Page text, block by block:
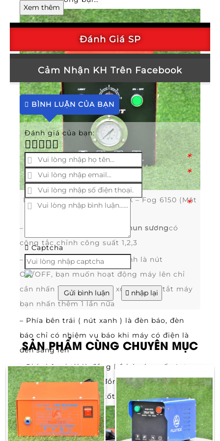
Máy phun sương cũ FUJITEX – Fog 6150 (Mặt
trước)
– Trên mặt trước của
máy phun sươngcó
công tắc chỉnh công suất 1,2,3
– Phía bên phải nút điều chỉnh là nút
ON/OFF, bạn muốn hoạt động máy lên chỉ
cần nhấn 1 lần, khi dùng xong muốn tắt máy
bạn nhấn thêm 1 lần nữa
– Phía bên trái ( nút xanh ) là đèn báo, đèn
báo chỉ có nhiệm vụ báo khi máy có điện là
đèn sáng lên
– Phía bên dưới là đồng hồ báo áp suất. Lưu
ý khi máy hoạt động đồng hồ báo 4 – 6 kg là
máy đang hoạt động tốt
Xem thêm
Đánh Giá SP
Cảm Nhận KH Trên Facebook
BÌNH LUẬN CỦA BẠN
Đánh giá của bạn:
*
*
*
Captcha
Gửi bình luận nhập lại
SẢN PHẨM CÙNG CHUYÊN MỤC